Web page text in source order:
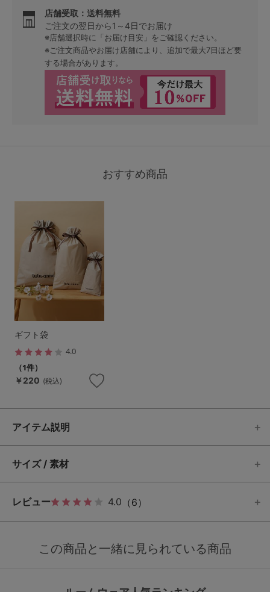
店舗受取：送料無料
ご注文の翌日から1～4日でお届け
※店舗選択時に「お届け目安」をご確認ください。
※ご注文商品やお届け店舗により、追加で最大7日ほど要
する場合があります。
おすすめ商品
ギフト袋
4.0
（1件）
￥220 (税込)
アイテム説明
サイズ / 素材
レビュー 4.0 （6）
この商品と一緒に見られている商品